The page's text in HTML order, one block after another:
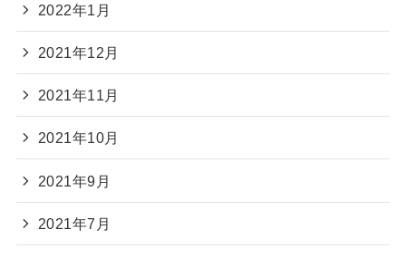
2022年1月
2021年12月
2021年11月
2021年10月
2021年9月
2021年7月